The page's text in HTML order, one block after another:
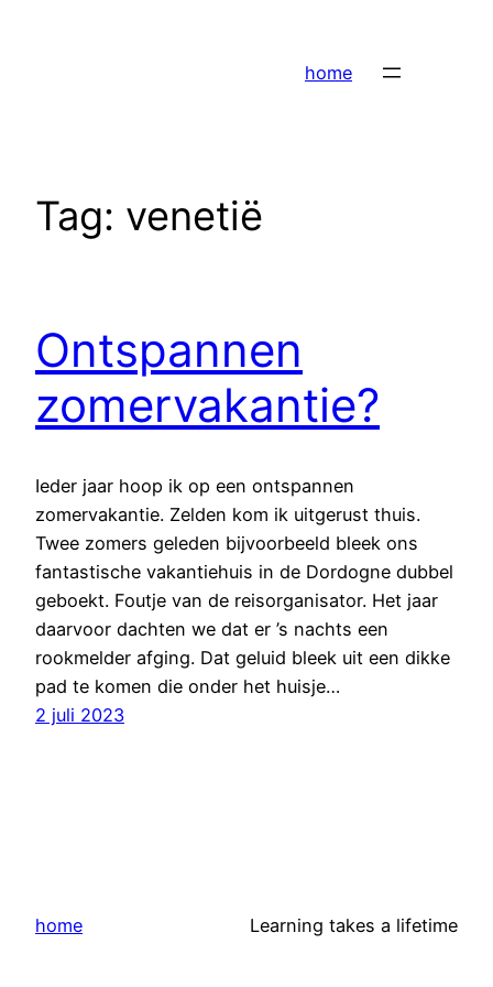
home
Tag: venetië
Ontspannen
zomervakantie?
Ieder jaar hoop ik op een ontspannen
zomervakantie. Zelden kom ik uitgerust thuis.
Twee zomers geleden bijvoorbeeld bleek ons
fantastische vakantiehuis in de Dordogne dubbel
geboekt. Foutje van de reisorganisator. Het jaar
daarvoor dachten we dat er ’s nachts een
rookmelder afging. Dat geluid bleek uit een dikke
pad te komen die onder het huisje…
2 juli 2023
home Learning takes a lifetime